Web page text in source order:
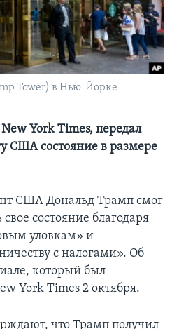
Tower) в Нью-Йорке
York Times, передал
США состояние в размере
США Дональд Трамп смог
состояние благодаря
уловкам» и
с налогами». Об
который был
York Times 2 октября.
что Трамп получил